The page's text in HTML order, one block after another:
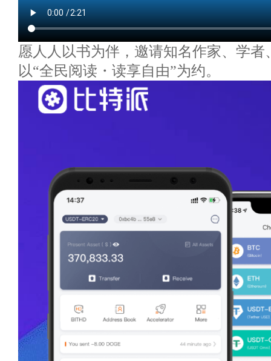
愿人人以书为伴，邀请知名作家、学
以“全民阅读・读享自由”为约。